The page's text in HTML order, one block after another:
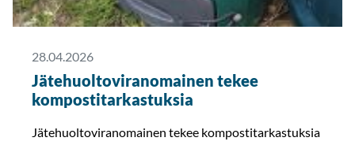
28.04.2026
Jätehuoltoviranomainen tekee
kompostitarkastuksia
Jätehuoltoviranomainen tekee kompostitarkastuksia